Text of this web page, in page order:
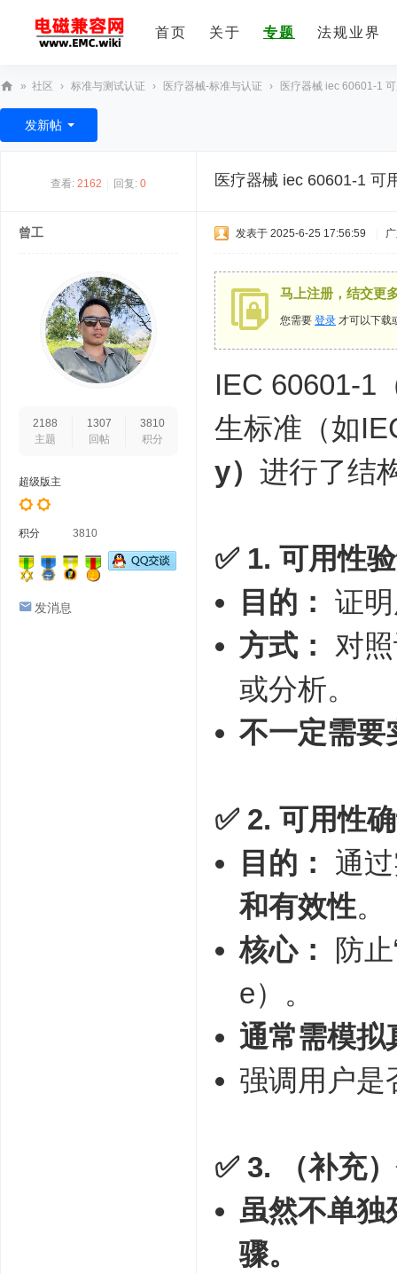
首页 关于 专题 法规业界
E
» 社区 › 标准与测试认证 › 医疗器械-标准与认证 › 医疗器械 iec 60601-1
发新帖
查看: 2162 回复: 0 医疗器械 iec 60601-1 可
曾工
2188
主题
1307
回帖
3810
积分
超级版主
积分 3810
发消息
发表于 2025-6-25 17:56:59
马上注册，结交更
您需要 登录 才可以下载
IEC 60601-1
生标准（如
y） 进行了结
✅ 1. 可用性
目的： 证
方式：
对
或分析。
不一定需要
✅ 2. 可用性
目的：
通
和有效性。
核心：
防
e）。
通常需模拟
强调用户是
✅ 3.
（补充
虽然不单独
骤。